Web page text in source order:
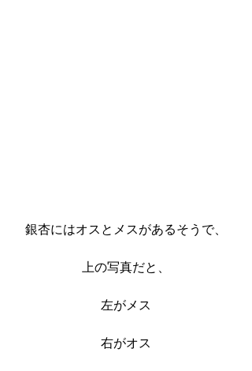
銀杏にはオスとメスがあるそうで、
上の写真だと、
左がメス
右がオス